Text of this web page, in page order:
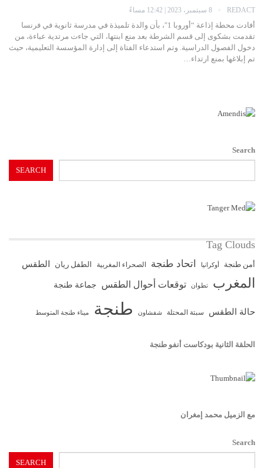
REDACT 8 سبتمبر، 2023 | 12:42 مساءً
أفادت محطة إذاعة “أوروبا 1″، بأن والدة تلميذة في مدرسة ثانوية في فرنسا
تقدمت بشكوى إلى قسم الشرطة بعد منع ابنتها، التي جاءت مرتدية عباءة، من
دخول الفصول الدراسية. وتم استدعاء الفتاة إلى إدارة المؤسسة التعليمية، حيث
تم إبلاغها بمنع ارتداء…
Search
SEARCH
Tag Clouds
أمن طنجة أوكرانيا اتحاد طنجة الصحراء المغربية الطفل ريان الطقس
المغرب تطوان توقعات أحوال الطقس جماعة طنجة
حالة الطقس سبتة المحتلة شفشاون طنجة ميناء طنجة المتوسط
الحلقة الثانية بودكاست أنفو طنجة
مع الزميل محمد إمغران
Search
SEARCH